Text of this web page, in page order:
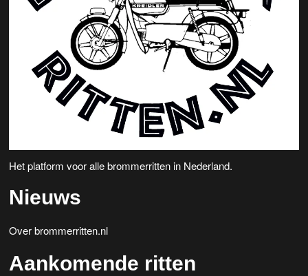
Het platform voor alle brommerritten in Nederland.
Nieuws
Over brommerritten.nl
Aankomende ritten